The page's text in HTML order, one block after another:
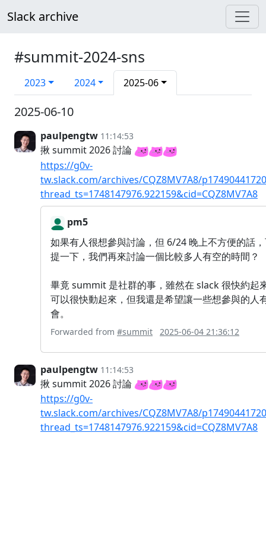
Slack archive
#summit-2024-sns
2023 2024 2025-06
2025-06-10
paulpengtw 11:14:53
揪 summit 2026 討論
https://g0v-
tw.slack.com/archives/CQZ8MV7A8/
thread_ts=1748147976.922159&cid=CQZ8MV7A8
pm5
如果有人很想參與討論，但 6/24 晚上不方便的話
提一下，我們再來討論一個比較多人有空的時間？
畢竟 summit 是社群的事，雖然在 slack 很快約起
可以很快動起來，但我還是希望讓一些想參與的人
會。
Forwarded from #summit 2025-06-04 21:36:12
paulpengtw 11:14:53
揪 summit 2026 討論
https://g0v-
tw.slack.com/archives/CQZ8MV7A8/
thread_ts=1748147976.922159&cid=CQZ8MV7A8